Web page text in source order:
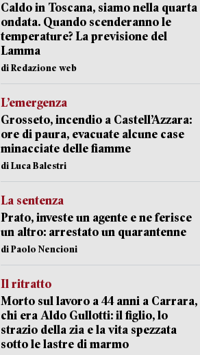
Caldo in Toscana, siamo nella quarta
ondata. Quando scenderanno le
temperature? La previsione del
Lamma
di Redazione web
L’emergenza
Grosseto, incendio a Castell’Azzara:
ore di paura, evacuate alcune case
minacciate delle fiamme
di Luca Balestri
La sentenza
Prato, investe un agente e ne ferisce
un altro: arrestato un quarantenne
di Paolo Nencioni
Il ritratto
Morto sul lavoro a 44 anni a Carrara,
chi era Aldo Gullotti: il figlio, lo
strazio della zia e la vita spezzata
sotto le lastre di marmo